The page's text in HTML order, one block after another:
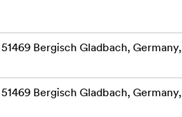
Bergisch Gladbach, Germany,
Bergisch Gladbach, Germany,